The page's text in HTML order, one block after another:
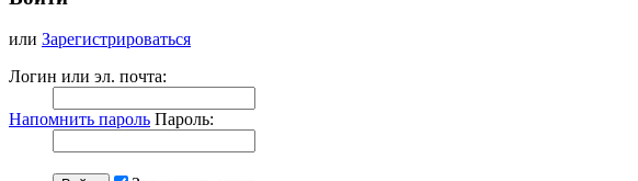
или Зарегистрироваться
Логин или эл. почта:
Напомнить пароль Пароль: